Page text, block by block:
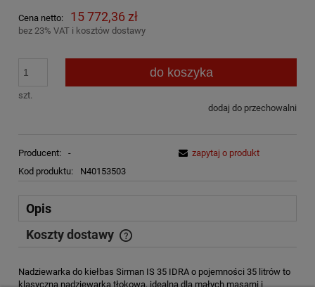
Cena netto: 15 772,36 zł
bez 23% VAT i kosztów dostawy
szt.
do koszyka
dodaj do przechowalni
Producent:
-
Kod produktu:
N40153503
zapytaj o produkt
Opis
Koszty dostawy
Cena nie zawiera ewentualnych kosztów płatności
Nadziewarka do kiełbas Sirman IS 35 IDRA o pojemności 35 litrów to
klasyczna nadziewarka tłokowa, idealna dla małych masarni i